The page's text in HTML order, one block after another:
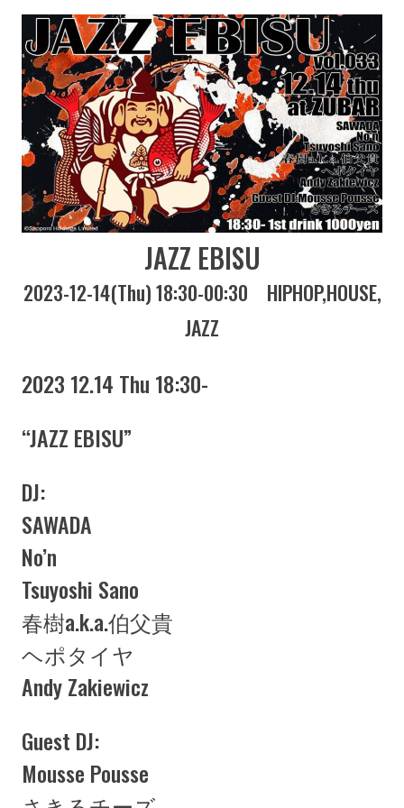
JAZZ EBISU
2023-12-14(Thu) 18:30-00:30 HIPHOP HOUSE
JAZZ
2023 12.14 Thu 18:30-
“JAZZ EBISU”
DJ:
SAWADA
No’n
Tsuyoshi Sano
春樹a.k.a.伯父貴
ヘポタイヤ
Andy Zakiewicz
Guest DJ:
Mousse Pousse